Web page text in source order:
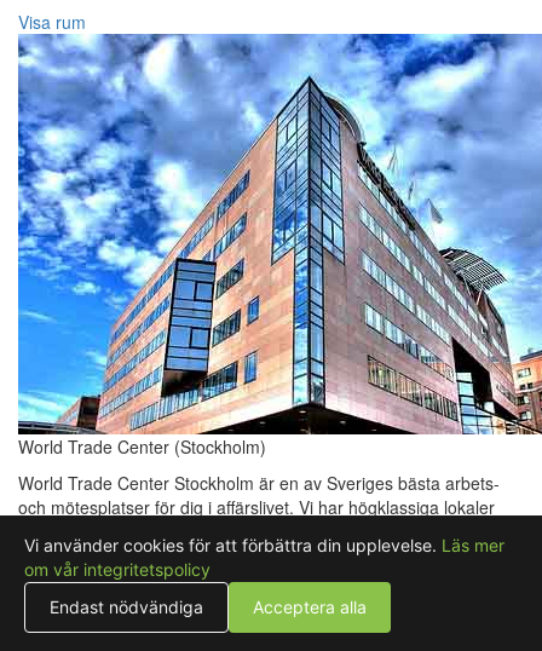
Visa rum
World Trade Center (Stockholm)
World Trade Center Stockholm är en av Sveriges bästa arbets-
och mötesplatser för dig i affärslivet. Vi har högklassiga lokaler
Kommunikationsmässigt går det inte att hitta ett bättre läge.
Flygbussar och Arlanda Express anländer i huset, även T-bana,
fjärr- och pendeltåg nås via byggnaden. Välkommen till hjärtat av
Stockholms affärsvärld – World Trade Center Stockholm, där
Vi använder cookies för att förbättra din upplevelse. Läs mer
om vår integritetspolicy
Endast nödvändiga
Acceptera alla